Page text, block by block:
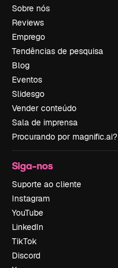
Sobre nós
Reviews
Emprego
Tendências de pesquisa
Blog
Eventos
Slidesgo
Vender conteúdo
Sala de imprensa
Procurando por magnific.ai?
Siga-nos
Suporte ao cliente
Instagram
YouTube
LinkedIn
TikTok
Discord